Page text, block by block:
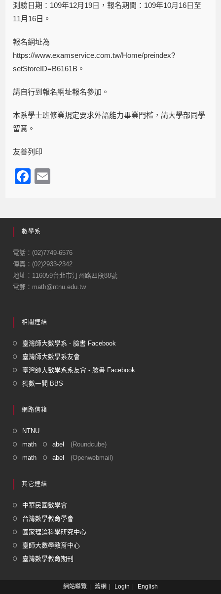
測驗日期：109年12月19日，報名期間：109年10月16日至
11月16日。
報名網址為
https://www.examservice.com.tw/Home/preindex?
setStoreID=B6161B 。
請自行到報名網址報名參加。
本系學士班修業規定要求外語能力畢業門檻，請大學部同學
留意。
友善列印
F
e
b
o
o
k
數學系
電話：(02)7749-6576
傳真：(02)2933-2342
地址：116059台北市汀州路四段88號
電郵：math@ntnu.edu.tw
相關連結
臺灣師大數學系 - 臉書 Facebook
臺灣師大數學系友會
臺灣師大數學系系友會 - 臉書 Facebook
獨數一閣 BBS
網路信箱
NTNU
math
abel
(Roundcube)
math
abel (Openwebmail)
其它連結
中華民國數學會
台灣數學教育學會
國家理論科學研究中心
臺師大數學教育中心
臺灣數學教育期刊
網站導覽 舊網 Login English